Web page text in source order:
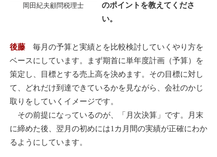
岡田紀夫顧問税理士
のポイントを教えてくださ
い。
後藤 毎月の予算と実績とを比較検討していくやり方を
ベースにしています。まず期首に単年度計画（予算）を
策定し、目標とする売上高を決めます。その目標に対し
て、どれだけ到達できているかを見ながら、会社のかじ
取りをしていくイメージです。
その前提になっているのが、「月次決算」です。月末
に締めた後、翌月の初めには1カ月間の実績が正確にわか
るようにしています。